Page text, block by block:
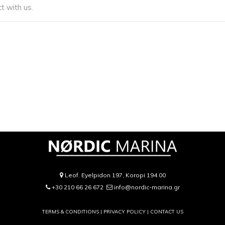
with us.
Leof. Eyelpidon 197, Koropi 194 00
+30 210 66 26 672
info@nordic-marina.gr
TERMS & CONDITIONS | PRIVACY POLICY| CONTACT US